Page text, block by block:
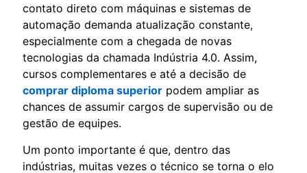
contato direto com máquinas e sistemas de
automação demanda atualização constante,
especialmente com a chegada de novas
tecnologias da chamada Indústria 4.0. Assim,
cursos complementares e até a decisão de
comprar diploma superior podem ampliar as
chances de assumir cargos de supervisão ou de
gestão de equipes.
Um ponto importante é que, dentro das
indústrias, muitas vezes o técnico se torna o elo